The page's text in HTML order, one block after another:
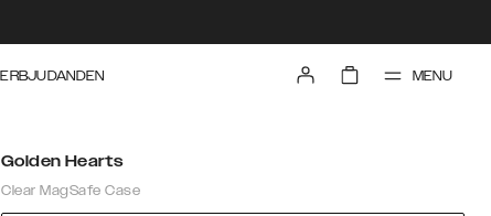
ERBJUDANDEN MENU
Golden Hearts
Clear MagSafe Case